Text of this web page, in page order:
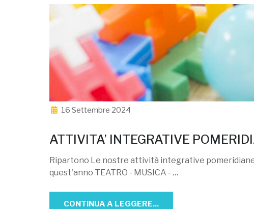
16 Settembre 2024
ATTIVITA’ INTEGRATIVE
Ripartono Le nostre attività integrative
quest'anno TEATRO - MUSICA - …
CONTINUA A LEGGERE...